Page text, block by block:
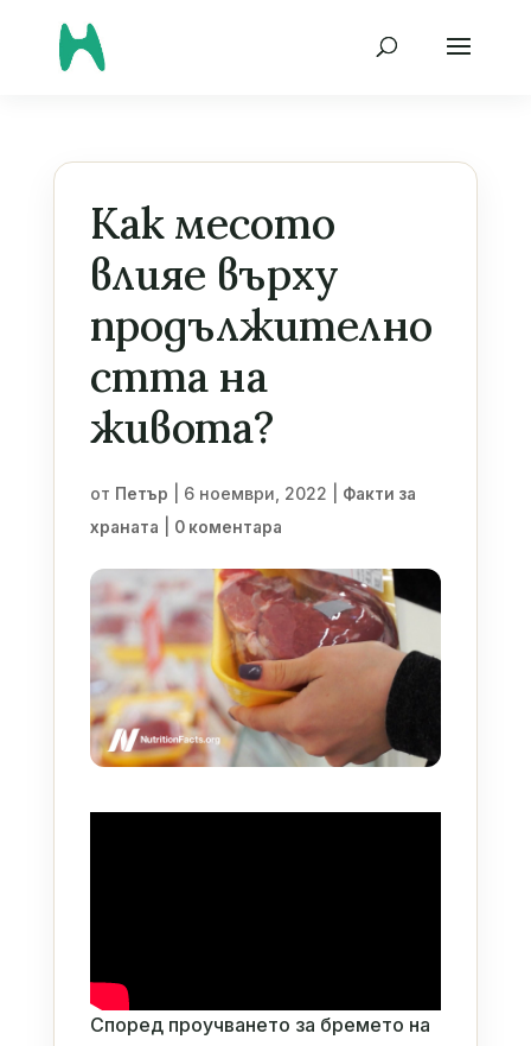
Как месото
влияе върху
продължително
стта на
живота?
от Петър 6 ноември, 2022
Факти за
храната
0 коментара
Според проучването за бремето на